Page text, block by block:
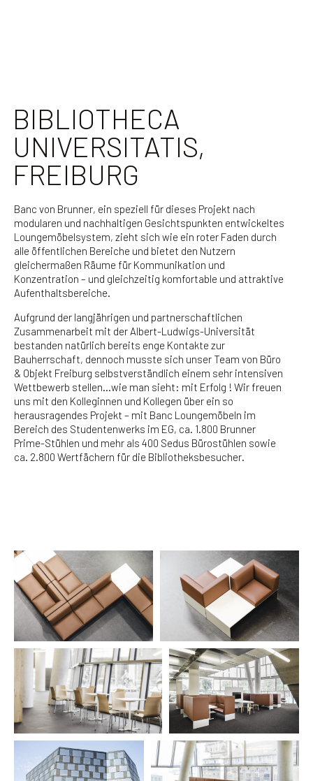
BIBLIOTHECA
UNIVERSITATIS,
FREIBURG
Banc von Brunner, ein speziell für dieses Projekt nach
modularen und nachhaltigen Gesichtspunkten entwickeltes
Loungemöbelsystem, zieht sich wie ein roter Faden durch
alle öffentlichen Bereiche und bietet den Nutzern
gleichermaßen Räume für Kommunikation und
Konzentration – und gleichzeitig komfortable und attraktive
Aufenthaltsbereiche.
Aufgrund der langjährigen und partnerschaftlichen
Zusammenarbeit mit der Albert-Ludwigs-Universität
bestanden natürlich bereits enge Kontakte zur
Bauherrschaft, dennoch musste sich unser Team von Büro
& Objekt Freiburg selbstverständlich einem sehr intensiven
Wettbewerb stellen…wie man sieht: mit Erfolg ! Wir freuen
uns mit den Kolleginnen und Kollegen über ein so
herausragendes Projekt – mit Banc Loungemöbeln im
Bereich des Studentenwerks im EG, ca. 1.800 Brunner
Prime-Stühlen und mehr als 400 Sedus Bürostühlen sowie
ca. 2.800 Wertfächern für die Bibliotheksbesucher.